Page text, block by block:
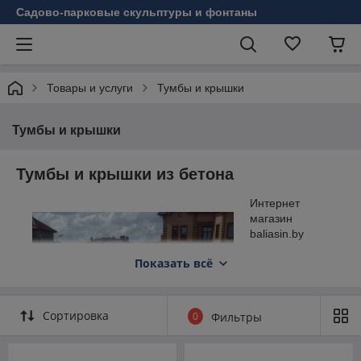
Садово-парковые скульптуры и фонтаны
Товары и услуги Тумбы и крышки
Тумбы и крышки
Тумбы и крышки из бетона
Интернет
магазин
baliasin.by
изготовления
Показать всё
Сортировка 0 Фильтры